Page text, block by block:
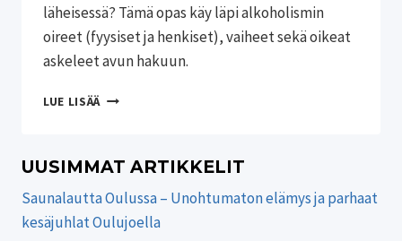
läheisessä? Tämä opas käy läpi alkoholismin
oireet (fyysiset ja henkiset), vaiheet sekä oikeat
askeleet avun hakuun.
LUE LISÄÄ MITEN
VAIHEET
JA
HAKEMINEN
UUSIMMAT ARTIKKELIT
Saunalautta Oulussa – Unohtumaton elämys ja parhaat
kesäjuhlat Oulujoella